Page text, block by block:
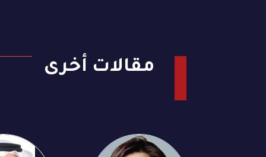
مقالات أخرى